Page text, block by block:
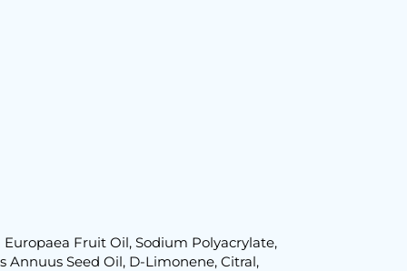
Fruit Oil, Sodium Polyacrylate,
Annuus Seed Oil, D-Limonene, Citral,